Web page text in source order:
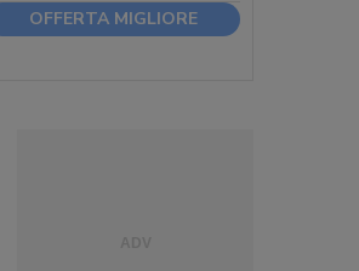
OFFERTA MIGLIORE